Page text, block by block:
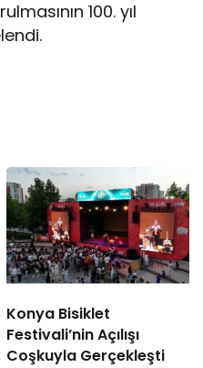
100. yıl
Konya Bisiklet
Festivali’nin Açılışı
Coşkuyla Gerçekleşti